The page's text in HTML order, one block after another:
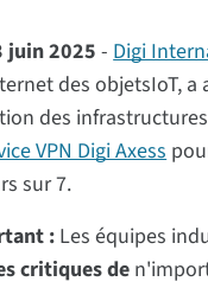
juin 2025 -Digi
des objetsIoT,
des
VPN Digi Axess
sur 7.
: Les équipes
critiques de